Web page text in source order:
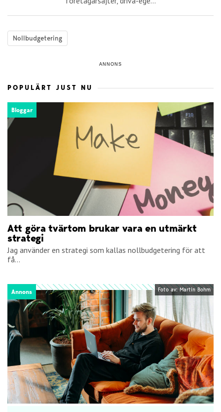
Nollbudgetering
ANNONS
POPULÄRT JUST NU
Bloggar
Att göra tvärtom brukar vara en utmärkt
strategi
Jag använder en strategi som kallas nollbudgetering för att
få...
Annons Foto av: Martin Bohm